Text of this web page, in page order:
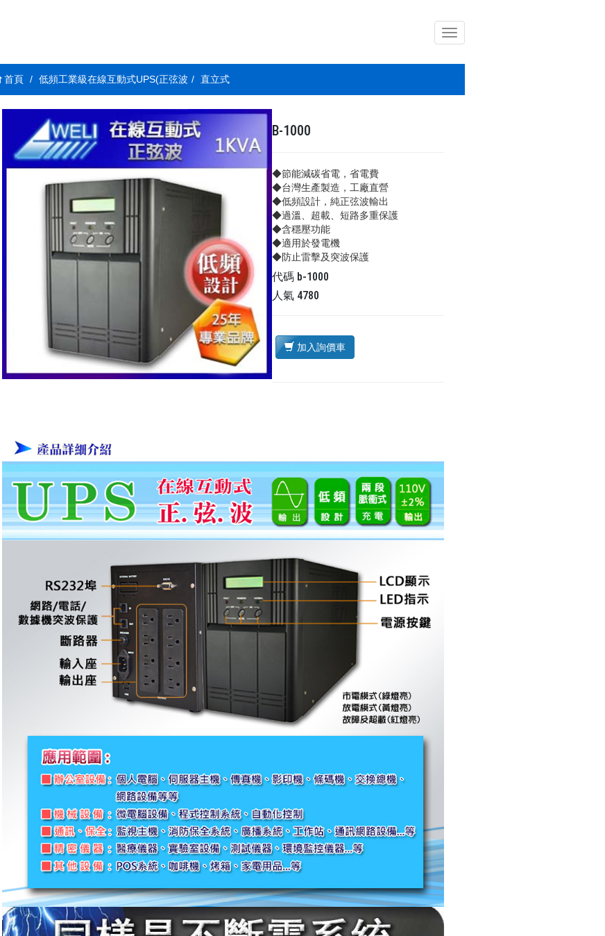
導
覽
列
首頁 低頻工業級在線互動式UPS(正弦波 直立式
B-1000
◆節能減碳省電，省電費
◆台灣生產製造，工廠直營
◆低頻設計，純正弦波輸出
◆過溫、超載、短路多重保護
◆含穩壓功能
◆適用於發電機
◆防止雷擊及突波保護
代碼 b-1000
人氣 4780
加入詢價車